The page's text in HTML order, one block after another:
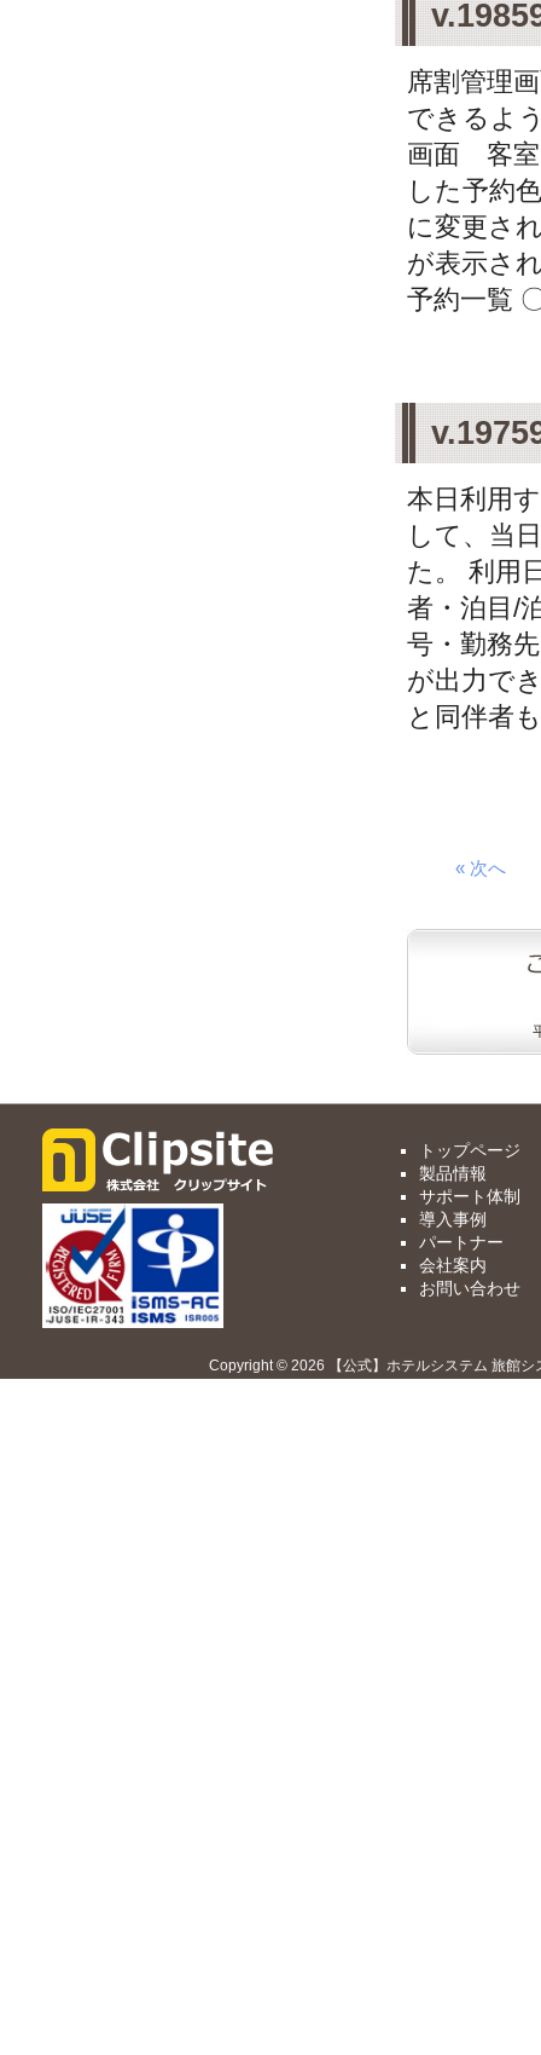
席割管理
できるよ
画面 客室
した予約
に変更さ
が表示さ
予約一覧
本日利用
して、当
た。 利用
者・泊目/
号・勤務
が出力で
と同伴者
« 次へ
トップページ
製品情報
サポート体制
導入事例
パートナー
会社案内
お問い合わせ
Copyright © 2026 【公式】ホテルシステム 旅館